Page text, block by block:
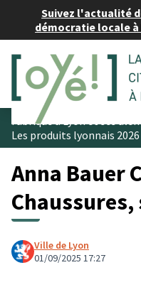
Suivez l'actualité
démocratie locale à
Fabriqué à Lyon et ses
Les produits lyonnais 2026
Anna Bauer
Ville de Lyon
01/09/2025 17:27